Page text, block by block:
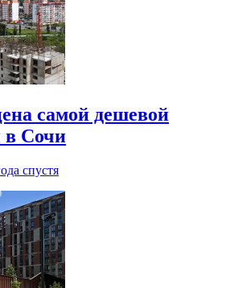
самой дешевой
в Сочи
спустя